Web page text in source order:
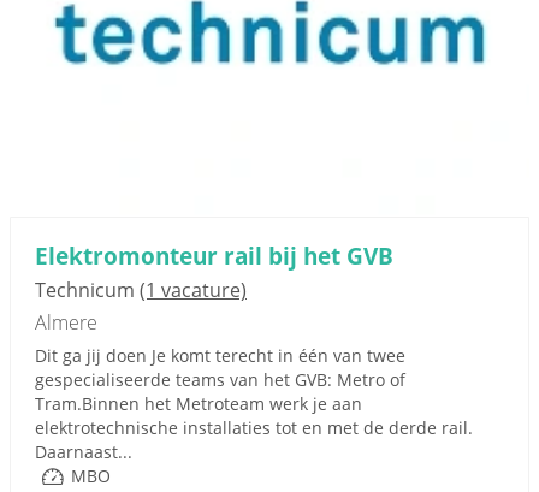
Elektromonteur rail bij het GVB
Technicum (1 vacature)
Almere
Dit ga jij doen Je komt terecht in één van twee
gespecialiseerde teams van het GVB: Metro of
Tram.Binnen het Metroteam werk je aan
elektrotechnische installaties tot en met de derde rail.
Daarnaast...
MBO